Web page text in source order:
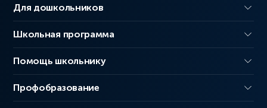
Для дошкольников
Школьная программа
Помощь школьнику
Профобразование